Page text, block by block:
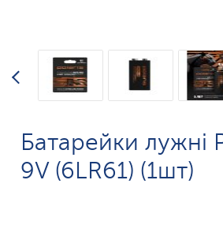
Батарейки лужні
9V (6LR61) (1шт)